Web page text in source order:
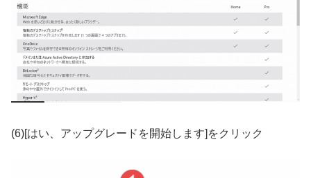
(6)[はい、アップグレードを開始します]をクリック